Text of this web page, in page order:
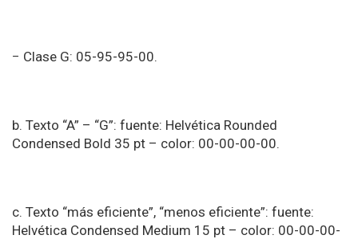
− Clase G: 05-95-95-00.
b. Texto “A” – “G”: fuente: Helvética Rounded
Condensed Bold 35 pt – color: 00-00-00-00.
c. Texto “más eficiente”, “menos eficiente”: fuente:
Helvética Condensed Medium 15 pt – color: 00-00-00-